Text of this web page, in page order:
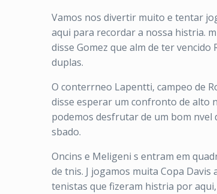
Vamos nos divertir muito e tentar
aqui para recordar a nossa histria.
disse Gomez que alm de ter
duplas.
O conterrneo Lapentti, campeo de
disse esperar um confronto de alto
podemos desfrutar de um bom nvel
sbado.
Oncins e Meligeni s entram em
de tnis. J jogamos muita Copa
tenistas que fizeram histria por